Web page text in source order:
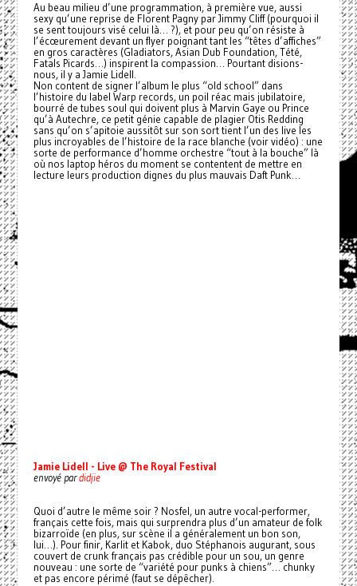
Au beau milieu d’une programmation, à première vue, aussi
sexy qu’une reprise de Florent Pagny par Jimmy Cliff (pourquoi il
se sent toujours visé celui là… ?), et pour peu qu’on résiste à
l’écœurement devant un flyer poignant tant les “têtes d’affiches”
en gros caractères (Gladiators, Asian Dub Foundation, Tété,
Fatals Picards…) inspirent la compassion… Pourtant disions-
nous, il y a Jamie Lidell.
Non content de signer l’album le plus “old school” dans
l’histoire du label Warp records, un poil réac mais jubilatoire,
bourré de tubes soul qui doivent plus à Marvin Gaye ou Prince
qu’à Autechre, ce petit génie capable de plagier Otis Redding
sans qu’on s’apitoie aussitôt sur son sort tient l’un des live les
plus incroyables de l’histoire de la race blanche (voir vidéo) : une
sorte de performance d’homme orchestre “tout à la bouche” là
où nos laptop héros du moment se contentent de mettre en
lecture leurs production dignes du plus mauvais Daft Punk…
Jamie Lidell - Live @ The Royal Festival
envoyé pardidjie
Quoi d’autre le même soir ? Nosfel, un autre vocal-performer,
français cette fois, mais qui surprendra plus d’un amateur de folk
bizarroïde (en plus, sur scène il a généralement un bon son,
lui…). Pour finir, Karlit et Kabok, duo Stéphanois augurant, sous
couvert de crunk français pas crédible pour un sou, un genre
nouveau : une sorte de “variété pour punks à chiens”… chunky
et pas encore périmé (faut se dépêcher).